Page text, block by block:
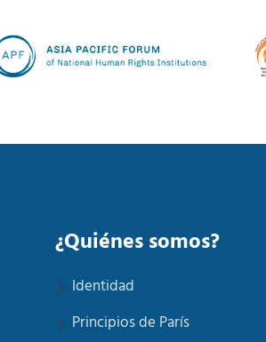
¿Quiénes somos?
Identidad
Principios de París